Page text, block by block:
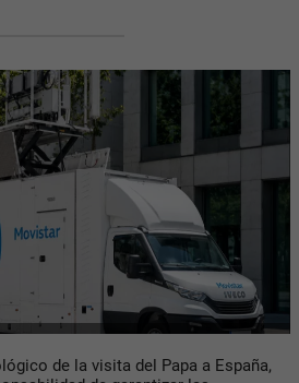
de la visita del Papa a España,